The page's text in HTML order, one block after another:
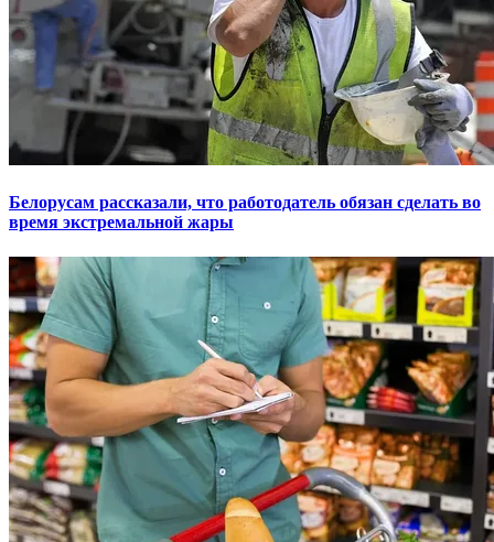
Белорусам рассказали, что работодатель обязан сделать во
время экстремальной жары